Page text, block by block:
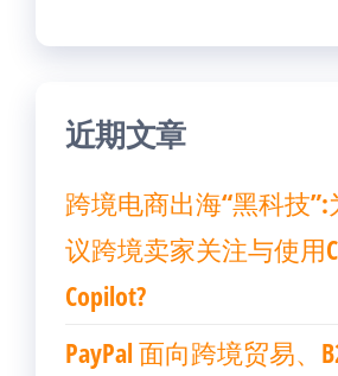
近期文章
跨境电商出海“黑科技
议跨境卖家关注与使用
Copilot?
PayPal 面向跨境贸易、